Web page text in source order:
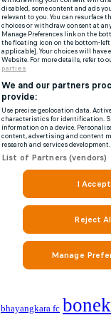
bhayangkara fc bonek